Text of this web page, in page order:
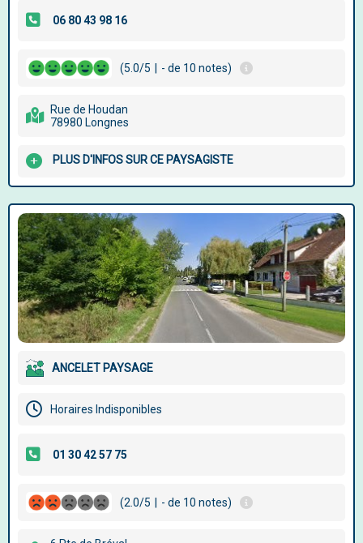
(5.0/5 - de 10 notes)
Rue de Houdan
78980 Longnes
PLUS D'INFOS SUR CE PAYSAGISTE
ANCELET PAYSAGE
Horaires Indisponibles
(2.0/5 - de 10 notes)